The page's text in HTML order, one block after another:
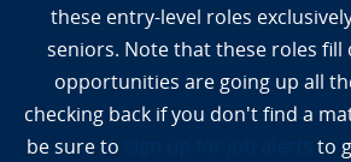
these entry-level roles
seniors. Note that these roles fill
opportunities are going up all
checking back if you don't find a
be sure to
to